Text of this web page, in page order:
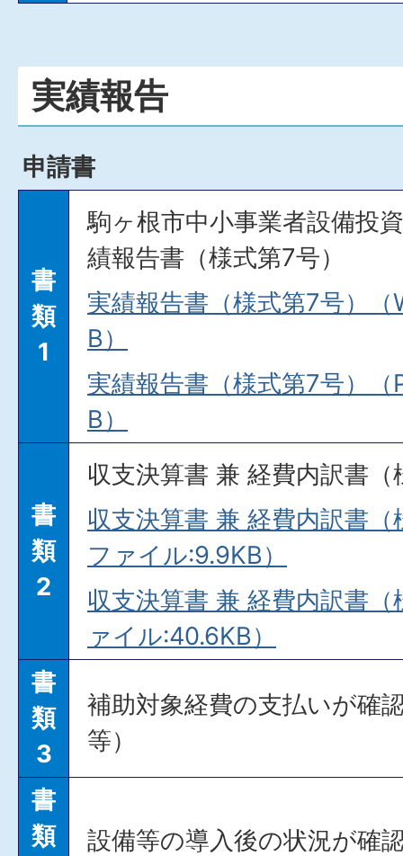
実績報告
申請書
書
類
1
駒ヶ根市中小事業者設備投
績報告書（様式第7号）
実績報告書（様式第7号）
B）
実績報告書（様式第7号）
B）
書
類
2
収支決算書 兼 経費内訳書（
収支決算書 兼 経費内訳書
ファイル:9.9KB）
収支決算書 兼 経費内訳書
ァイル:40.6KB）
書
類
3
補助対象経費の支払いが確
等）
書
類
設備等の導入後の状況が確